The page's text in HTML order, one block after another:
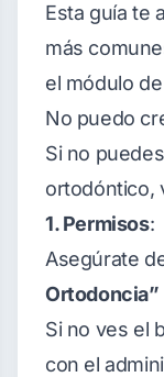
Esta guía te
más
el módulo
No puedo
Si no
ortodóntico,
1. Permisos:
Asegúrate
Ortodoncia”
Si no ves el
con el